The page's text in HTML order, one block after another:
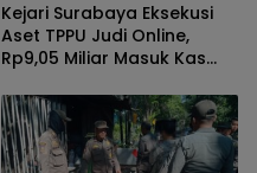
Kejari Surabaya Eksekusi
Aset TPPU Judi Online,
Rp9,05 Miliar Masuk Kas